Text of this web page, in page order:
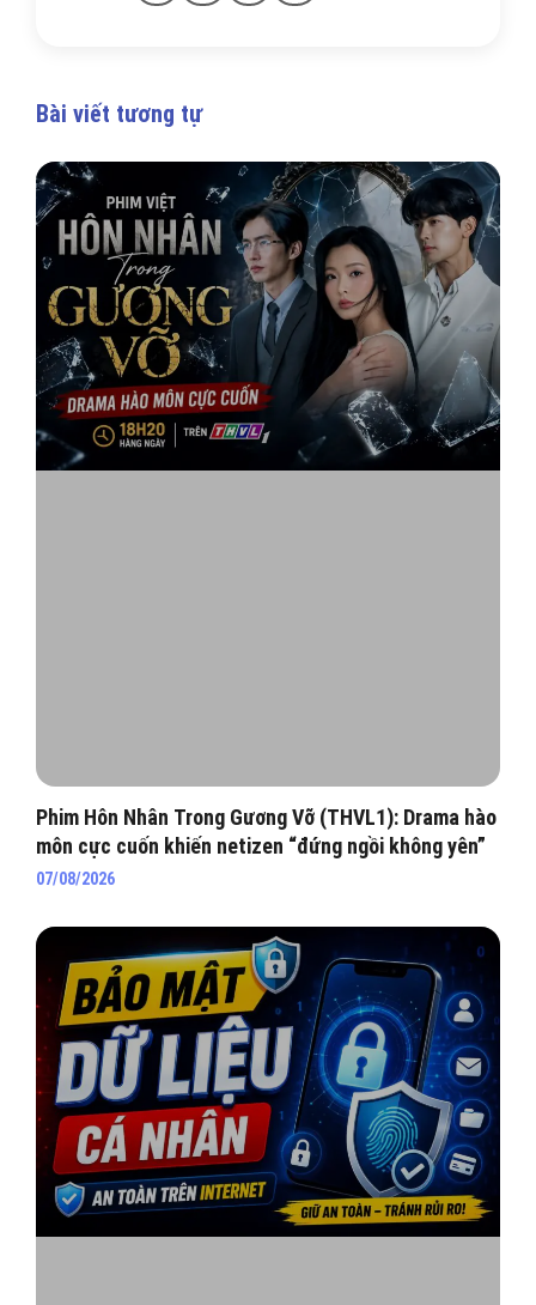
Bài viết tương tự
Phim Hôn Nhân Trong Gương Vỡ (THVL1): Drama hào
môn cực cuốn khiến netizen “đứng ngồi không yên”
07/08/2026